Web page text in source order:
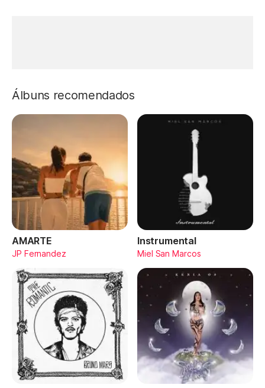
Álbuns recomendados
AMARTE
JP Fernandez
Instrumental
Miel San Marcos